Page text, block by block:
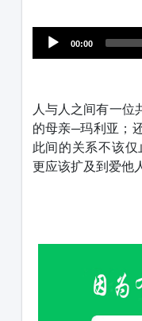
Player
00:00
人与人之间有一位
的母亲─玛利亚；
此间的关系不该仅
更应该扩及到爱他